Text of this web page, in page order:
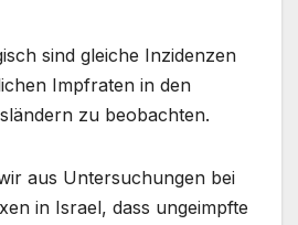
sind gleiche Inzidenzen
Impfraten in den
zu beobachten.
aus Untersuchungen bei
in Israel, dass ungeimpfte